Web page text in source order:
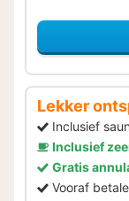
Lekker
Inclusief
Inclusief
Gratis
Vooraf